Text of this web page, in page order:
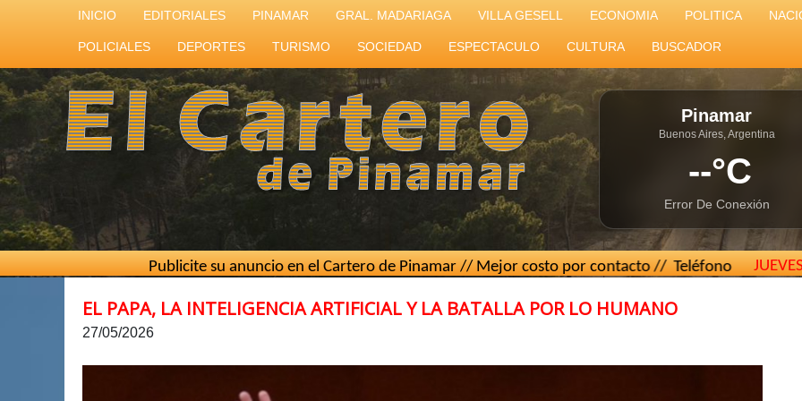
INICIO EDITORIALES PINAMAR GRAL. MADARIAGA VILLA GESELL ECONOMIA POLITICA
POLICIALES DEPORTES TURISMO SOCIEDAD ESPECTACULO CULTURA BUSCADOR
Pinamar
Buenos Aires, Argentina
--°C
Error De Conexión
Publicite su anuncio en el Cartero de Pinamar // Mejor costo por contacto // Teléfono(02267) 15 439493
EL PAPA, LA INTELIGENCIA ARTIFICIAL Y LA BATALLA POR LO HUMANO
27/05/2026